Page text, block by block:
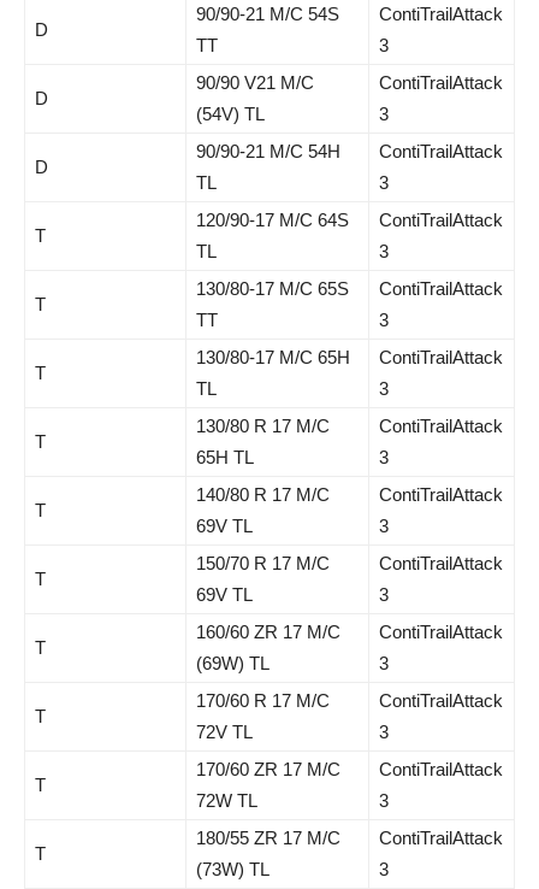
D
90/90-21 M/C 54S
TT
ContiTrailAttack
3
D
90/90 V21 M/C
(54V) TL
ContiTrailAttack
3
D
90/90-21 M/C 54H
TL
ContiTrailAttack
3
T
120/90-17 M/C 64S
TL
ContiTrailAttack
3
T
130/80-17 M/C 65S
TT
ContiTrailAttack
3
T
130/80-17 M/C 65H
TL
ContiTrailAttack
3
T
130/80 R 17 M/C
65H TL
ContiTrailAttack
3
T
140/80 R 17 M/C
69V TL
ContiTrailAttack
3
T
150/70 R 17 M/C
69V TL
ContiTrailAttack
3
T
160/60 ZR 17 M/C
(69W) TL
ContiTrailAttack
3
T
170/60 R 17 M/C
72V TL
ContiTrailAttack
3
T
170/60 ZR 17 M/C
72W TL
ContiTrailAttack
3
T
180/55 ZR 17 M/C
(73W) TL
ContiTrailAttack
3